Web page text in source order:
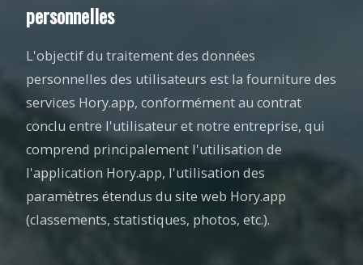
personnelles
L'objectif du traitement des données
personnelles des utilisateurs est la fourniture des
services Hory.app, conformément au contrat
conclu entre l'utilisateur et notre entreprise, qui
comprend principalement l'utilisation de
l'application Hory.app, l'utilisation des
paramètres étendus du site web Hory.app
(classements, statistiques, photos, etc.).